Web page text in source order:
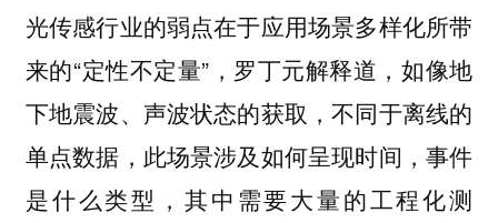
光传感行业的弱点在于应用场景多样化所带
来的“定性不定量”，罗丁元解释道，如像地
下地震波、声波状态的获取，不同于离线的
单点数据，此场景涉及如何呈现时间，事件
是什么类型，其中需要大量的工程化测